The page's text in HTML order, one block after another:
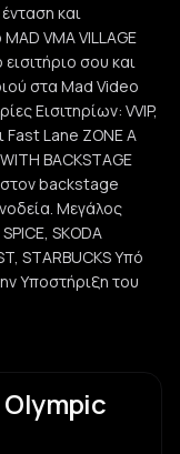
και
VMA VILLAGE
σου και
στα Mad Video
Εισιτηρίων: VVIP,
Fast Lane ZONE A
BACKSTAGE
στον backstage
Μεγάλος
SKODA
STARBUCKS Υπό
Υποστήριξη του